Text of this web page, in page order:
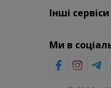
Інші сервіси
Ми в